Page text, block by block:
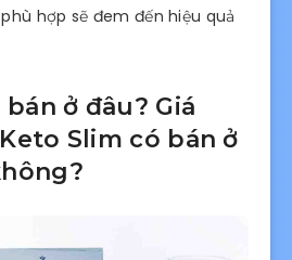
hợp sẽ đem đến hiệu quả
ở đâu? Giá
Slim có bán ở